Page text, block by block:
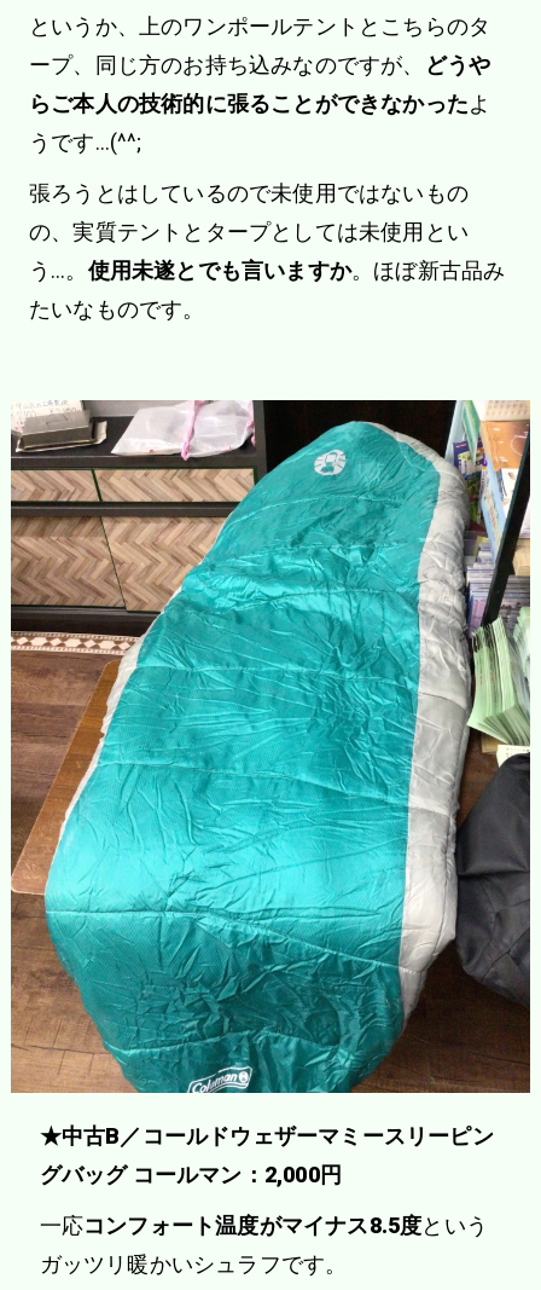
というか、上のワンポールテントとこちらのタ
ープ、同じ方のお持ち込みなのですが、
どうや
らご本人の技術的に張ることができなかったよ
うです…(^^;
張ろうとはしているので未使用ではないもの
の、実質テントとタープとしては未使用とい
う…。 使用未遂とでも言いますか。ほぼ新古品み
たいなものです。
★中古B／コールドウェザーマミースリーピン
グバッグ コールマン：2,000円
一応コンフォート温度がマイナス8.5度という
ガッツリ暖かいシュラフです。